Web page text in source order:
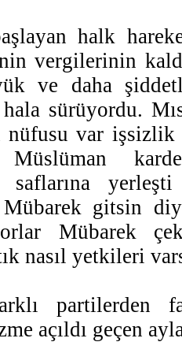
halk
vergilerinin
ve daha
sürüyordu.
var işsizlik
Müslüman
saflarına
gitsin
Mübarek
nasıl yetkileri
partilerden
açıldı geçen